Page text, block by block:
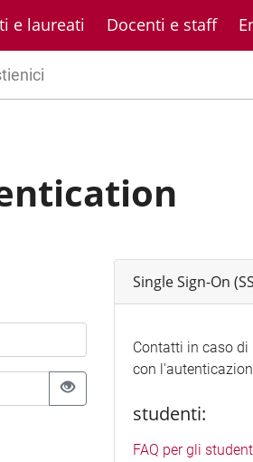
e laureati Docenti e staff
Single Sign-On
Contatti in caso di
con
studenti:
FAQ per gli